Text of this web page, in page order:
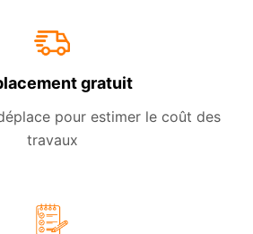
gratuit
pour estimer le coût des
travaux